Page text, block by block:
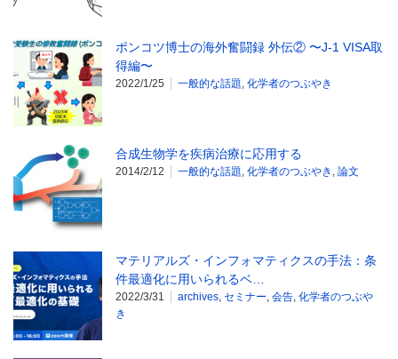
ポンコツ博士の海外奮闘録 外伝② 〜J-1 VISA取
得編〜
2022/1/25 一般的な話題, 化学者のつぶやき
合成生物学を疾病治療に応用する
2014/2/12 一般的な話題, 化学者のつぶやき , 論文
マテリアルズ・インフォマティクスの手法：条
件最適化に用いられるベ…
2022/3/31 archives, セミナー, 会告, 化学者のつぶや
き